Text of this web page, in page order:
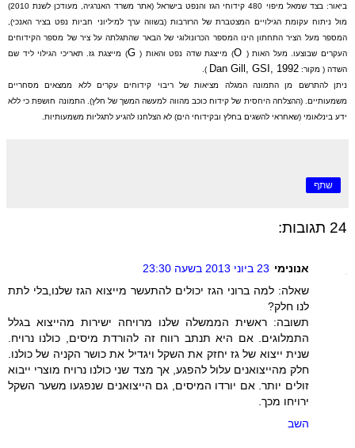
ביאור: בצד שמאל מיפוי 480 קידוחי הגז והנפט בישראל (אתר משרד האנרגיה, מעודכן לשנת 2010)
מול ניתוח עקומת הגילויים המצטברת של הרזרבות (בשווה ערך למיליוני חביות נפט בציר האנכי),
המספר מעל הציר התחתון הינו המספר הכרונולוגי של הבאר שהתגלתה על ציר של מספר הקידוחים
העקרים שבוצעו. מעל האות ( O) מייצגת שדה נפט והאות (G) מייצגת גז. תאריכי הגילוי ליד שם
השדה ( מקור: Dan Gill, GSI, 1992
).
ניתן להתרשם מן התמונה המגלה מציאות של ריבוי קידוחים עקרים ללא ממצאים מסחריים
משמעותיים. (ההצלחה היחסית של קידוח כוכב מהווה למעשה המשך של חלץ). התמונה חושפת כי ללא
ידע בינלאומי (שאחראי להשגים בחלץ ובקידוחי הים) לא הצלחנו להגיע לתגליות משמעותיות.
שתף
24 תגובות:
אנונימי 23 ביוני 2013 בשעה 23:30
שאלה: למה ברוני הגז יכולים להתעשר מייצוא הגז שלנו,בלי לתת
לנו חלק?
תשובה: ראשית הממשלה שלנו מרויחה ישירות מהייצוא בגלל
התמלוגים. אם היא תנתב רווח זה להורדת מיסים, כולנו נרויח.
שנית ייצוא של גז יחזק את השקל ויגדיל את כושר הקניה של כולנו.
חלק מהייצואנים עלול להפגע, אך מצד שני כולנו נרויח מוצרי ייבוא
זולים יותר. אם יורדו המיסים, גם הייצואנים שנפגעו משער השקל
ירויחו מכך.
השב